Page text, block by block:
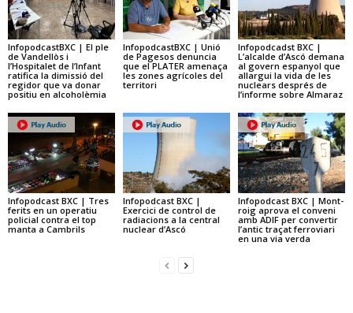
InfopodcastBXC | El ple
de Vandellòs i
l’Hospitalet de l’Infant
ratifica la dimissió del
regidor que va donar
positiu en alcoholèmia
InfopodcastBXC | Unió
de Pagesos denuncia
que el PLATER amenaça
les zones agrícoles del
territori
Infopodcadst BXC |
L’alcalde d’Ascó demana
al govern espanyol que
allargui la vida de les
nuclears després de
l’informe sobre Almaraz
Infopodcast BXC | Tres
ferits en un operatiu
policial contra el top
manta a Cambrils
Infopodcast BXC |
Exercici de control de
radiacions a la central
nuclear d’Ascó
Infopodcast BXC | Mont-
roig aprova el conveni
amb ADIF per convertir
l’antic traçat ferroviari
en una via verda